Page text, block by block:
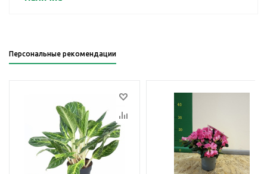
Персональные рекомендации